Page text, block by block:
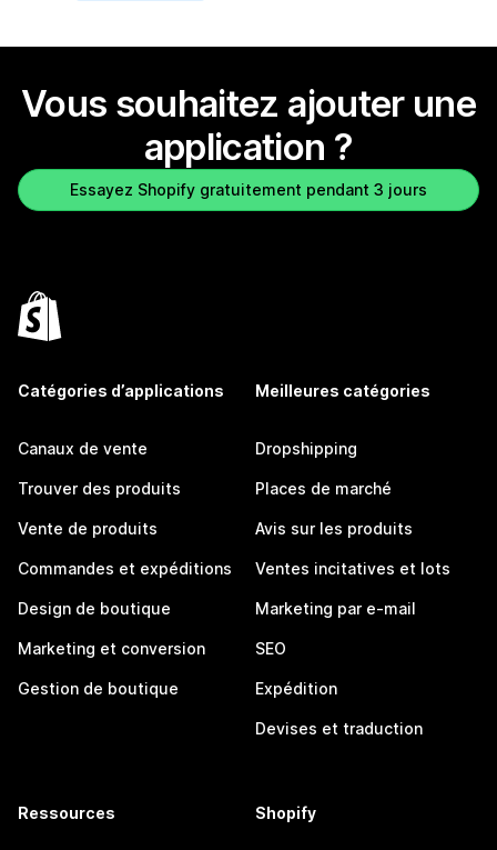
Vous souhaitez ajouter une
application ?
Essayez Shopify gratuitement pendant 3 jours
Catégories d’applications
Canaux de vente
Trouver des produits
Vente de produits
Commandes et expéditions
Design de boutique
Marketing et conversion
Gestion de boutique
Meilleures catégories
Dropshipping
Places de marché
Avis sur les produits
Ventes incitatives et lots
Marketing par e-mail
SEO
Expédition
Devises et traduction
Ressources Shopify